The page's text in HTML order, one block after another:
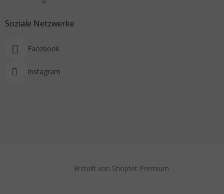
Soziale Netzwerke
Facebook
Instagram
Erstellt von Shoptet Premium